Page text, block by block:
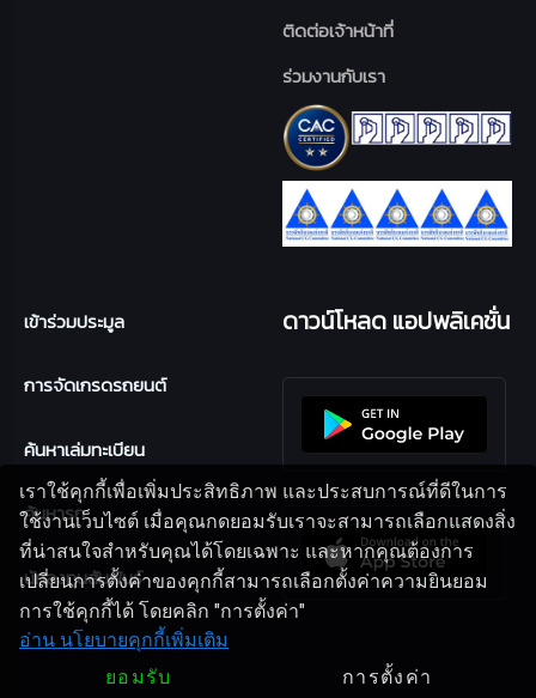
เราใช้คุกกี้เพื่อเพิ่มประสิทธิภาพ และประสบการณ์ที่ดีในการ
ใช้งานเว็บไซต์ เมื่อคุณกดยอมรับเราจะสามารถเลือกแสดงสิ่ง
ที่น่าสนใจสำหรับคุณได้โดยเฉพาะ และหากคุณต้องการ
เปลี่ยนการตั้งค่าของคุกกี้สามารถเลือกตั้งค่าความยินยอม
การใช้คุกกี้ได้ โดยคลิก "การตั้งค่า"
อ่าน นโยบายคุกกี้เพิ่มเติม
ยอมรับ
การตั้งค่า
ติดต่อเจ้าหน้าที่
ร่วมงานกับเรา
เข้าร่วมประมูล
การจัดเกรดรถยนต์
ค้นหาเล่มทะเบียน
ค้นหารถ
นักลงทุนสัมพันธ์
ดาวน์โหลด แอปพลิเคชั่น